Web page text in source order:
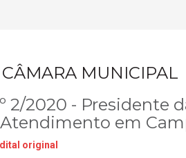
MUNICIPAL
2/2020 - Presidente
em
original